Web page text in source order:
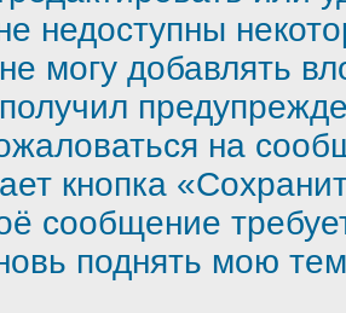
недоступны
могу добавлять
на
кнопка
сообщение
поднять мою